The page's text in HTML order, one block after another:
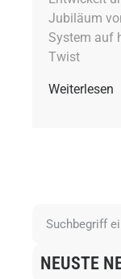
Jubiläum
System auf
Twist
Weiterlesen
NEUSTE